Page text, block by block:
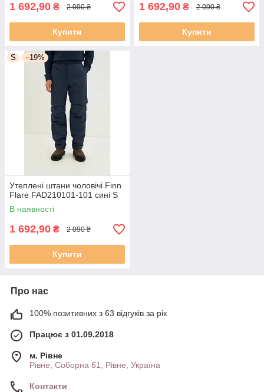
1 692,90 ₴ 2 090 ₴
Купити
1 692,90 ₴ 2 090 ₴
Купити
S –19%
Утеплені штани чоловічі Finn
Flare FAD210101-101 сині S
В наявності
1 692,90 ₴ 2 090 ₴
Купити
Про нас
100% позитивних з 63 відгуків за рік
Працює з 01.09.2018
м. Рівне
Рівне, Соборна 61, Рівне, Україна
Контакти